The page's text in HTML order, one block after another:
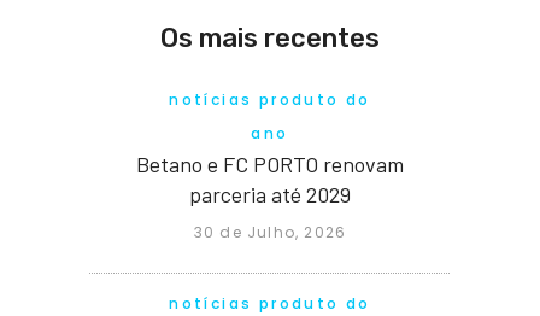
Os mais recentes
notícias produto do
ano
Betano e FC PORTO renovam
parceria até 2029
30 de Julho, 2026
notícias produto do